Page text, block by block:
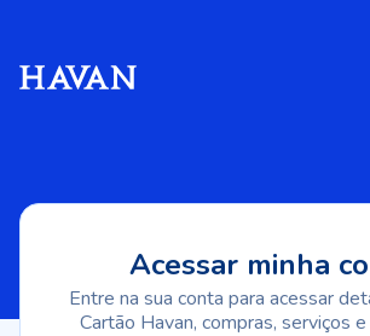
Acessar minha
Entre na sua conta para acessar
Cartão Havan, compras, serviços